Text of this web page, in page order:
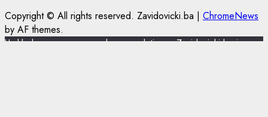
Copyright © All rights reserved. Zavidovicki.ba | ChromeNews
by AF themes.
U skladu s novom europskom regulativom, Zavidovicki.ba je